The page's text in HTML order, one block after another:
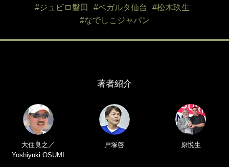
#ジュビロ磐田
#ベガルタ仙台
#松木玖生
#なでしこジャパン
著者紹介
大住良之／
Yoshiyuki OSUMI
戸塚啓 原悦生